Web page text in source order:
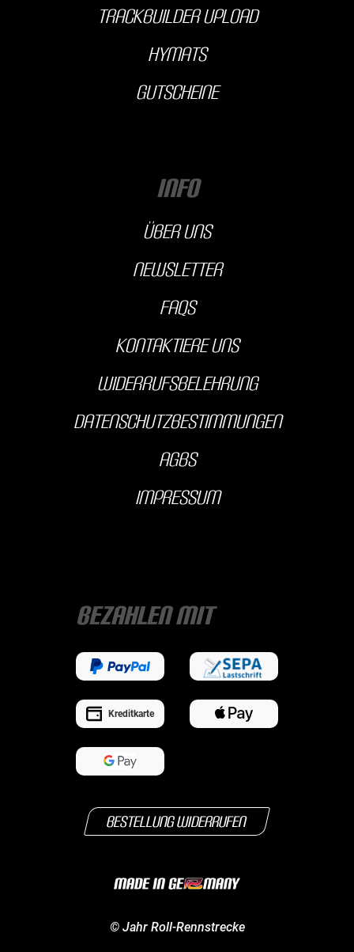
Trackbuilder Upload
hyMats
Gutscheine
INFO
über uns
Newsletter
FAQs
kontaktiere uns
Widerrufsbelehrung
Datenschutzbestimmungen
AGBS
Impressum
Bezahlen mit
Kreditkarte
Bestellung widerrufen
© Jahr Roll-Rennstrecke